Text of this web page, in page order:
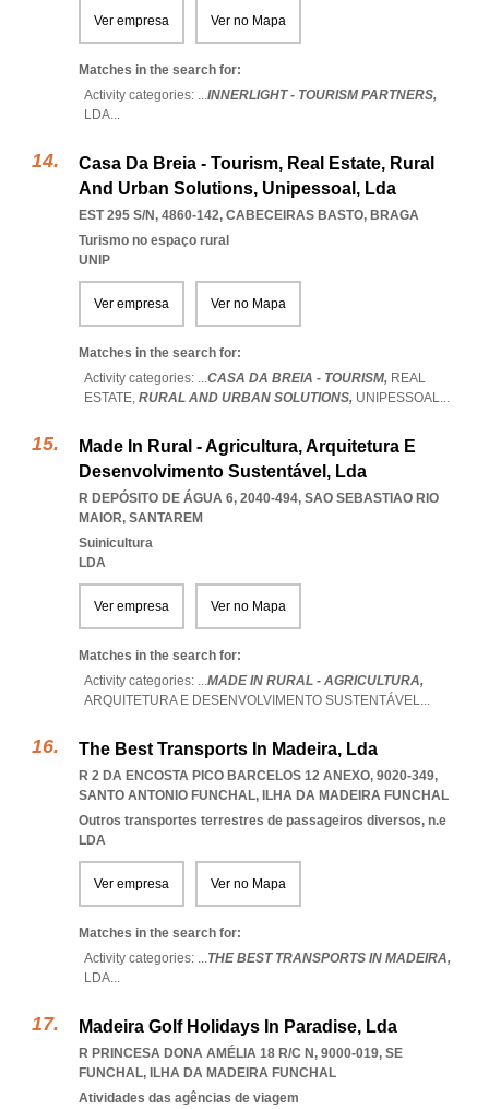
Ver empresa Ver no Mapa
Matches in the search for:
Activity categories: ...INNERLIGHT - TOURISM PARTNERS,
LDA...
Casa Da Breia - Tourism, Real Estate, Rural
And Urban Solutions, Unipessoal, Lda
EST 295 S/N, 4860-142, CABECEIRAS BASTO, BRAGA
Turismo no espaço rural
UNIP
Ver empresa Ver no Mapa
Matches in the search for:
Activity categories: ...CASA DA BREIA - TOURISM, REAL
ESTATE, RURAL AND URBAN SOLUTIONS, UNIPESSOAL...
Made In Rural - Agricultura, Arquitetura E
Desenvolvimento Sustentável, Lda
R DEPÓSITO DE ÁGUA 6, 2040-494, SAO SEBASTIAO RIO
MAIOR, SANTAREM
Suinicultura
LDA
Ver empresa Ver no Mapa
Matches in the search for:
Activity categories: ...MADE IN RURAL - AGRICULTURA,
ARQUITETURA E DESENVOLVIMENTO SUSTENTÁVEL...
The Best Transports In Madeira, Lda
R 2 DA ENCOSTA PICO BARCELOS 12 ANEXO, 9020-349,
SANTO ANTONIO FUNCHAL, ILHA DA MADEIRA FUNCHAL
Outros transportes terrestres de passageiros diversos, n.e
LDA
Ver empresa Ver no Mapa
Matches in the search for:
Activity categories: ...THE BEST TRANSPORTS IN MADEIRA,
LDA...
Madeira Golf Holidays In Paradise, Lda
R PRINCESA DONA AMÉLIA 18 R/C N, 9000-019, SE
FUNCHAL, ILHA DA MADEIRA FUNCHAL
Atividades das agências de viagem